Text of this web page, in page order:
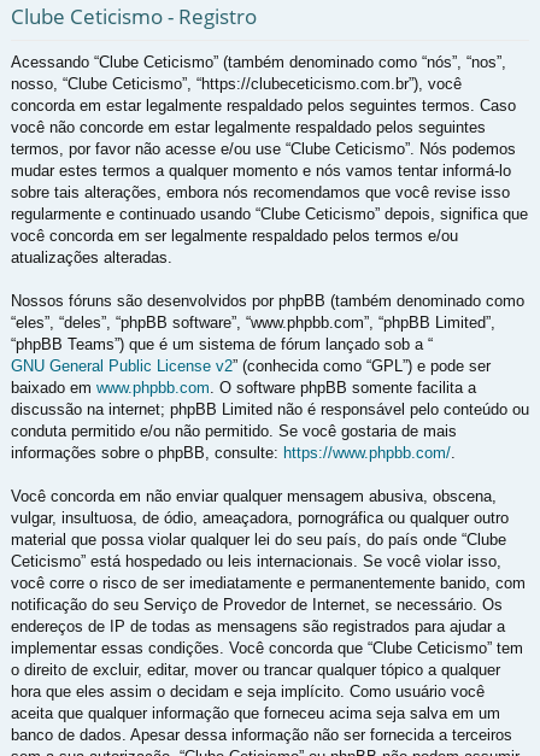
os
Clube Ceticismo - Registro
Acessando “Clube Ceticismo” (também denominado como “nós”, “nos”,
nosso, “Clube Ceticismo”, “https://clubeceticismo.com.br”), você
concorda em estar legalmente respaldado pelos seguintes termos. Caso
você não concorde em estar legalmente respaldado pelos seguintes
termos, por favor não acesse e/ou use “Clube Ceticismo”. Nós podemos
mudar estes termos a qualquer momento e nós vamos tentar informá-lo
sobre tais alterações, embora nós recomendamos que você revise isso
regularmente e continuado usando “Clube Ceticismo” depois, significa que
você concorda em ser legalmente respaldado pelos termos e/ou
atualizações alteradas.
Nossos fóruns são desenvolvidos por phpBB (também denominado como
“eles”, “deles”, “phpBB software”, “www.phpbb.com”, “phpBB Limited”,
“phpBB Teams”) que é um sistema de fórum lançado sob a “
GNU General Public License v2” (conhecida como “GPL”) e pode ser
baixado em www.phpbb.com . O software phpBB somente facilita a
discussão na internet; phpBB Limited não é responsável pelo conteúdo ou
conduta permitido e/ou não permitido. Se você gostaria de mais
informações sobre o phpBB, consulte: https://www.phpbb.com/
Você concorda em não enviar qualquer mensagem abusiva, obscena,
vulgar, insultuosa, de ódio, ameaçadora, pornográfica ou qualquer outro
material que possa violar qualquer lei do seu país, do país onde “Clube
Ceticismo” está hospedado ou leis internacionais. Se você violar isso,
você corre o risco de ser imediatamente e permanentemente banido, com
notificação do seu Serviço de Provedor de Internet, se necessário. Os
endereços de IP de todas as mensagens são registrados para ajudar a
implementar essas condições. Você concorda que “Clube Ceticismo” tem
o direito de excluir, editar, mover ou trancar qualquer tópico a qualquer
hora que eles assim o decidam e seja implícito. Como usuário você
aceita que qualquer informação que forneceu acima seja salva em um
banco de dados. Apesar dessa informação não ser fornecida a terceiros